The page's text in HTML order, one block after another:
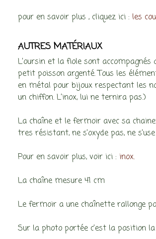
pour en savoir plus , cliquez ici : les
AUTRES MATÉRIAUX
L’oursin et la fiole sont
petit poisson argenté. Tous les
en métal pour bijoux respectant les
un chiffon. L’inox, lui ne ternira pas.)
La chaîne et le fermoir avec sa
tres résistant, ne s’oxyde pas, ne
Pour en savoir plus, voir ici :inox.
La chaîne mesure 41 cm
Le fermoir a une chaînette rallonge
Sur la photo portée c’est la position